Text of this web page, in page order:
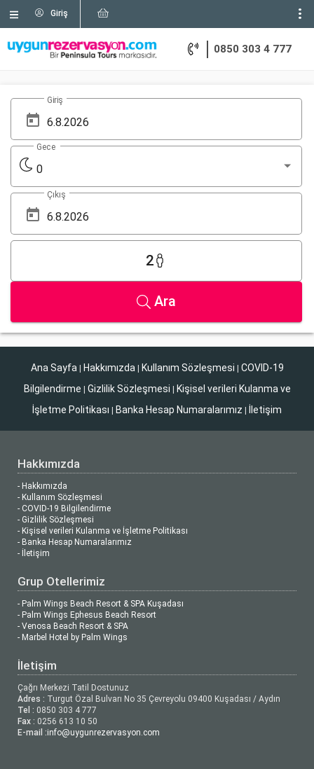
Giriş
0850 303 4 777
Giriş
0
Gece
Çıkış
2
Ara
Ana Sayfa | Hakkımızda | Kullanım Sözleşmesi | COVID-19
Bilgilendirme | Gizlilik Sözleşmesi | Kişisel verileri Kulanma ve
İşletme Politikası | Banka Hesap Numaralarımız | İletişim
Hakkımızda
- Hakkımızda
- Kullanım Sözleşmesi
- COVID-19 Bilgilendirme
- Gizlilik Sözleşmesi
- Kişisel verileri Kulanma ve İşletme Politikası
- Banka Hesap Numaralarımız
- İletişim
Grup Otellerimiz
- Palm Wings Beach Resort & SPA Kuşadası
- Palm Wings Ephesus Beach Resort
- Venosa Beach Resort & SPA
- Marbel Hotel by Palm Wings
İletişim
Çağrı Merkezi Tatil Dostunuz
Adres : Turgut Özal Bulvarı No 35 Çevreyolu 09400 Kuşadası / Aydın
Tel : 0850 303 4 777
Fax : 0256 613 10 50
E-mail :info@uygunrezervasyon.com